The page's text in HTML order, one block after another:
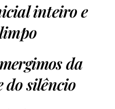
inteiro e
da
do silêncio